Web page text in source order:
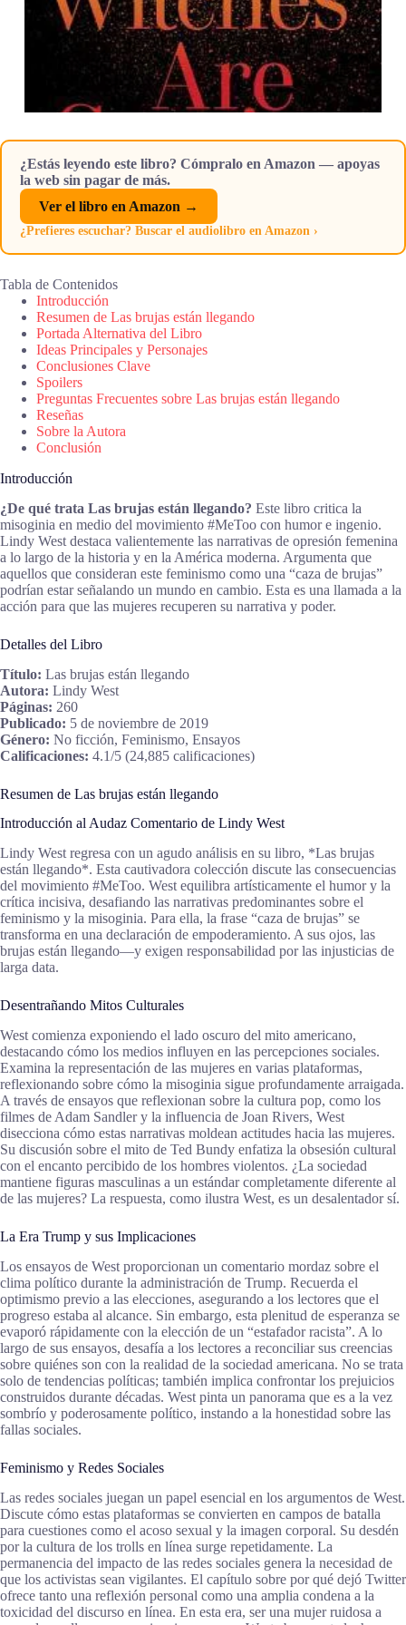
¿Estás leyendo este libro? Cómpralo en Amazon — apoyas
la web sin pagar de más.
Ver el libro en Amazon →
¿Prefieres escuchar? Buscar el audiolibro en Amazon ›
Tabla de Contenidos
Introducción
Resumen de Las brujas están llegando
Portada Alternativa del Libro
Ideas Principales y Personajes
Conclusiones Clave
Spoilers
Preguntas Frecuentes sobre Las brujas están llegando
Reseñas
Sobre la Autora
Conclusión
Introducción
¿De qué trata Las brujas están llegando? Este libro critica la
misoginia en medio del movimiento #MeToo con humor e ingenio.
Lindy West destaca valientemente las narrativas de opresión femenina
a lo largo de la historia y en la América moderna. Argumenta que
aquellos que consideran este feminismo como una “caza de brujas”
podrían estar señalando un mundo en cambio. Esta es una llamada a la
acción para que las mujeres recuperen su narrativa y poder.
Detalles del Libro
Título: Las brujas están llegando
Autora: Lindy West
Páginas: 260
Publicado: 5 de noviembre de 2019
Género: No ficción, Feminismo, Ensayos
Calificaciones: 4.1/5 (24,885 calificaciones)
Resumen de Las brujas están llegando
Introducción al Audaz Comentario de Lindy West
Lindy West regresa con un agudo análisis en su libro, *Las brujas
están llegando*. Esta cautivadora colección discute las consecuencias
del movimiento #MeToo. West equilibra artísticamente el humor y la
crítica incisiva, desafiando las narrativas predominantes sobre el
feminismo y la misoginia. Para ella, la frase “caza de brujas” se
transforma en una declaración de empoderamiento. A sus ojos, las
brujas están llegando—y exigen responsabilidad por las injusticias de
larga data.
Desentrañando Mitos Culturales
West comienza exponiendo el lado oscuro del mito americano,
destacando cómo los medios influyen en las percepciones sociales.
Examina la representación de las mujeres en varias plataformas,
reflexionando sobre cómo la misoginia sigue profundamente arraigada.
A través de ensayos que reflexionan sobre la cultura pop, como los
filmes de Adam Sandler y la influencia de Joan Rivers, West
disecciona cómo estas narrativas moldean actitudes hacia las mujeres.
Su discusión sobre el mito de Ted Bundy enfatiza la obsesión cultural
con el encanto percibido de los hombres violentos. ¿La sociedad
mantiene figuras masculinas a un estándar completamente diferente al
de las mujeres? La respuesta, como ilustra West, es un desalentador sí.
La Era Trump y sus Implicaciones
Los ensayos de West proporcionan un comentario mordaz sobre el
clima político durante la administración de Trump. Recuerda el
optimismo previo a las elecciones, asegurando a los lectores que el
progreso estaba al alcance. Sin embargo, esta plenitud de esperanza se
evaporó rápidamente con la elección de un “estafador racista”. A lo
largo de sus ensayos, desafía a los lectores a reconciliar sus creencias
sobre quiénes son con la realidad de la sociedad americana. No se trata
solo de tendencias políticas; también implica confrontar los prejuicios
construidos durante décadas. West pinta un panorama que es a la vez
sombrío y poderosamente político, instando a la honestidad sobre las
fallas sociales.
Feminismo y Redes Sociales
Las redes sociales juegan un papel esencial en los argumentos de West.
Discute cómo estas plataformas se convierten en campos de batalla
para cuestiones como el acoso sexual y la imagen corporal. Su desdén
por la cultura de los trolls en línea surge repetidamente. La
permanencia del impacto de las redes sociales genera la necesidad de
que los activistas sean vigilantes. El capítulo sobre por qué dejó Twitter
ofrece tanto una reflexión personal como una amplia condena a la
toxicidad del discurso en línea. En esta era, ser una mujer ruidosa a